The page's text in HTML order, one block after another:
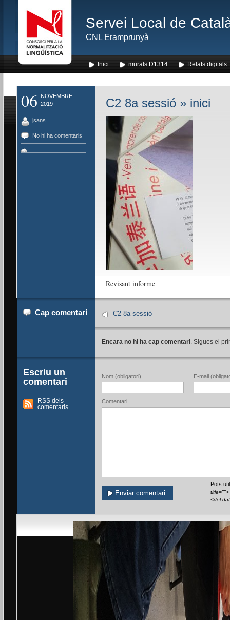
Servei Local de
CNL Eramprunyà
Inici murals D1314 Relats digitals
06
NOVEMBRE
2019
jsans
No hi ha comentaris
C2 8a sessió» inici
Revisant informe
Cap comentari C2 8a sessió
Encara no hi ha cap comentari. Sigues el
Escriu un
comentari
RSS dels
comentaris
Nom (obligatori) E-mail
Comentari
Pots
<del